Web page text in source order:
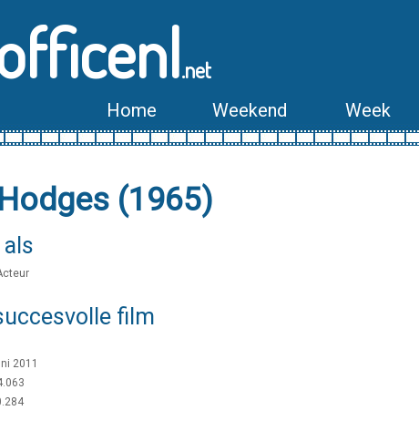
.net
Home Weekend Week
(1965)
als
film
2011